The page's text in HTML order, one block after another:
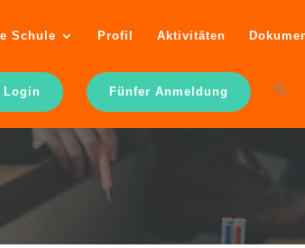
Schule Profil Aktivitäten
Login Fünfer Anmeldung